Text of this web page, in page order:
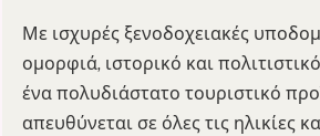
Με ισχυρές ξενοδοχειακές
ομορφιά, ιστορικό και
ένα πολυδιάστατο τουριστικό
απευθύνεται σε όλες τις ηλικίες